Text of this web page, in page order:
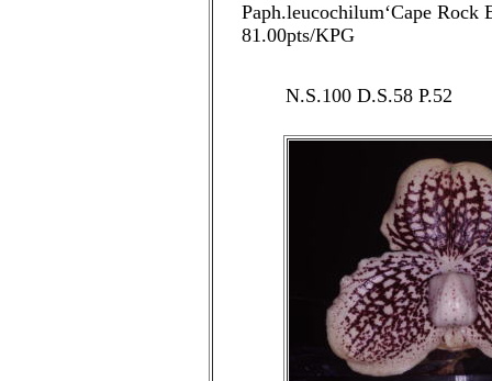
Paph.leucochilum‘Cape Rock
81.00pts/KPG
N.S.100 D.S.58 P.52